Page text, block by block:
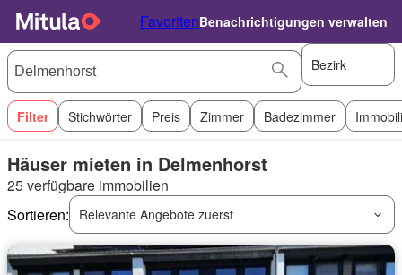
FavoritenBenachrichtigungen verwalten
Bezirk
Filter Stichwörter Preis Zimmer Badezimmer
Häuser mieten in Delmenhorst
25 verfügbare immobilien
Sortieren:
Relevante Angebote zuerst